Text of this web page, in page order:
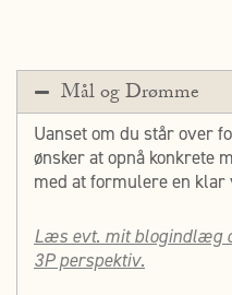
Mål og Drømme
Uanset om du står over
ønsker at opnå konkrete
med at formulere en klar
Læs evt. mit blogindlæg
3P perspektiv.